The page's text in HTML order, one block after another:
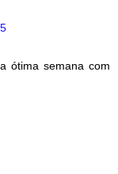
ótima semana com